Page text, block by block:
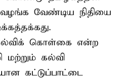
வேண்டிய நிதியை
கல்விக் கொள்கை என்ற
மற்றும் கல்வி
கட்டுப்பாட்டை